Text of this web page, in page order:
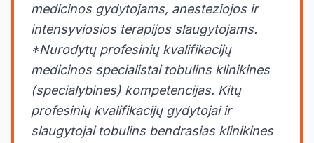
medicinos gydytojams, anesteziojos ir
intensyviosios terapijos slaugytojams.
*Nurodytų profesinių kvalifikacijų
medicinos specialistai tobulins klinikines
(specialybines) kompetencijas. Kitų
profesinių kvalifikacijų gydytojai ir
slaugytojai tobulins bendrasias klinikines